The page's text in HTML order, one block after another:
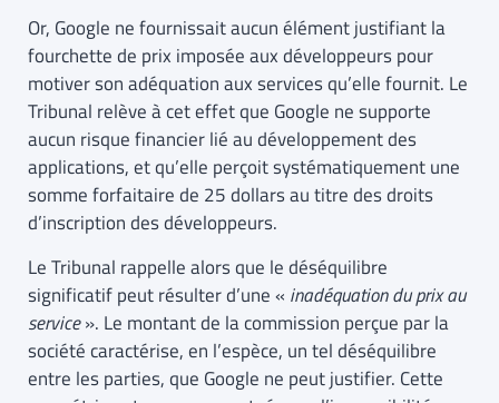
Or, Google ne fournissait aucun élément justifiant la
fourchette de prix imposée aux développeurs pour
motiver son adéquation aux services qu’elle fournit. Le
Tribunal relève à cet effet que Google ne supporte
aucun risque financier lié au développement des
applications, et qu’elle perçoit systématiquement une
somme forfaitaire de 25 dollars au titre des droits
d’inscription des développeurs.
Le Tribunal rappelle alors que le déséquilibre
significatif peut résulter d’une « inadéquation du prix au
service». Le montant de la commission perçue par la
société caractérise, en l’espèce, un tel déséquilibre
entre les parties, que Google ne peut justifier. Cette